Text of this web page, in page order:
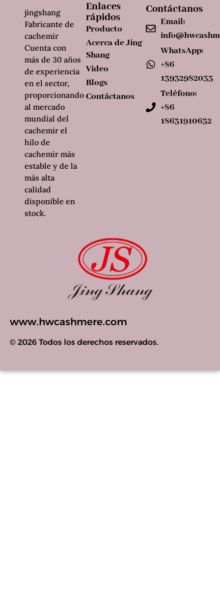
www.hwcashmere.com
© 2026 Todos los derechos reservados.
Enlaces
rápidos
Producto
Acerca de Jing
Shang
Video
Blogs
Contáctanos
Contáctanos
Email:
WhatsApp:
+86
13932982033
Teléfono:
+86
18631910632
jingshang
Fabricante de
cachemir
Cuenta con
más de 30 años
de experiencia
en el sector,
proporcionando
al mercado
mundial del
cachemir el
hilo de
cachemir más
estable y de la
más alta
calidad
disponible en
stock.